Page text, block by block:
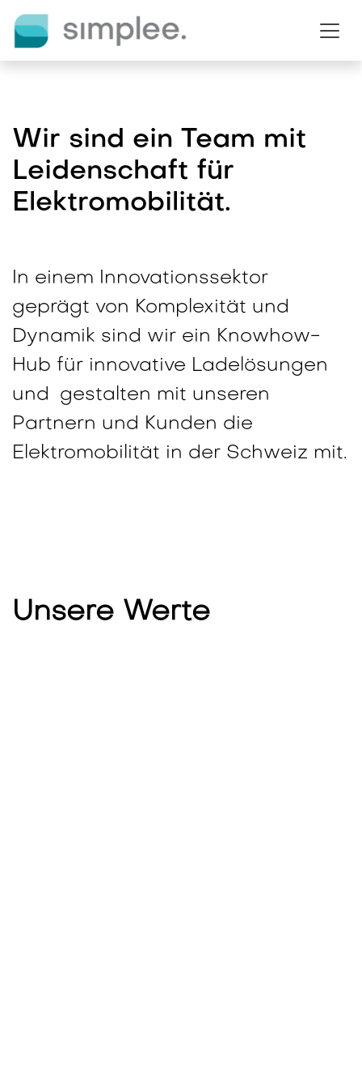
Wir sind ein Team mit
Leidenschaft für
Elektromobilität.
In einem Innovationssektor
geprägt von Komplexität und
Dynamik sind wir ein Knowhow-
Hub für innovative Ladelösungen
und
gestalten mit unseren
Partnern und Kunden die
Elektromobilität in der Schweiz mit.
Unsere Werte